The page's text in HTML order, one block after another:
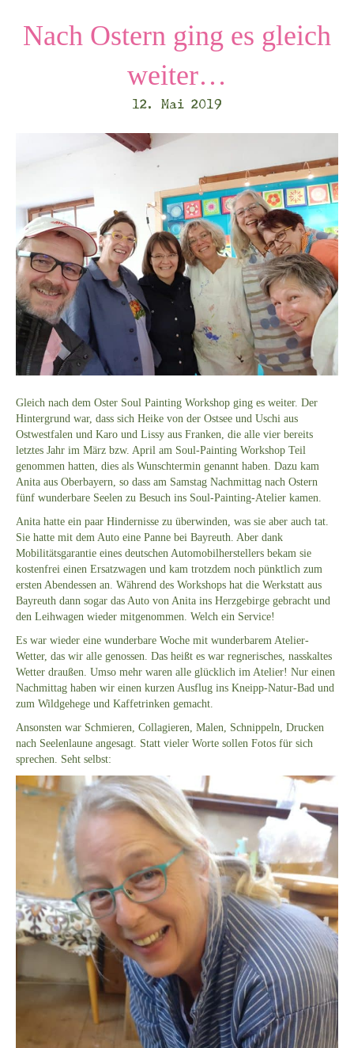
Nach Ostern ging es gleich
weiter…
12. Mai 2019
Gleich nach dem Oster Soul Painting Workshop ging es weiter. Der
Hintergrund war, dass sich Heike von der Ostsee und Uschi aus
Ostwestfalen und Karo und Lissy aus Franken, die alle vier bereits
letztes Jahr im März bzw. April am Soul-Painting Workshop Teil
genommen hatten, dies als Wunschtermin genannt haben. Dazu kam
Anita aus Oberbayern, so dass am Samstag Nachmittag nach Ostern
fünf wunderbare Seelen zu Besuch ins Soul-Painting-Atelier kamen.
Anita hatte ein paar Hindernisse zu überwinden, was sie aber auch tat.
Sie hatte mit dem Auto eine Panne bei Bayreuth. Aber dank
Mobilitätsgarantie eines deutschen Automobilherstellers bekam sie
kostenfrei einen Ersatzwagen und kam trotzdem noch pünktlich zum
ersten Abendessen an. Während des Workshops hat die Werkstatt aus
Bayreuth dann sogar das Auto von Anita ins Herzgebirge gebracht und
den Leihwagen wieder mitgenommen. Welch ein Service!
Es war wieder eine wunderbare Woche mit wunderbarem Atelier-
Wetter, das wir alle genossen. Das heißt es war regnerisches, nasskaltes
Wetter draußen. Umso mehr waren alle glücklich im Atelier! Nur einen
Nachmittag haben wir einen kurzen Ausflug ins Kneipp-Natur-Bad und
zum Wildgehege und Kaffetrinken gemacht.
Ansonsten war Schmieren, Collagieren, Malen, Schnippeln, Drucken
nach Seelenlaune angesagt. Statt vieler Worte sollen Fotos für sich
sprechen. Seht selbst: